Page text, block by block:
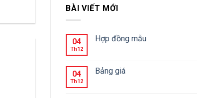
BÀI VIẾT MỚI
04
Th12
Hợp đồng mẫu
04
Th12
Bảng giá